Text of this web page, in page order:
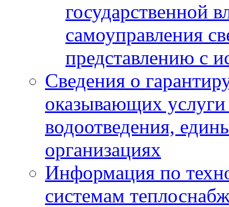
государственной
самоуправления
представлению с
Сведения о
оказывающих
водоотведения,
организациях
Информация по
системам